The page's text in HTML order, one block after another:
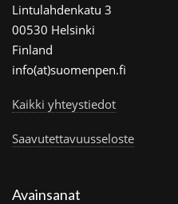
Lintulahdenkatu 3
00530 Helsinki
Finland
info(at)suomenpen.fi
Kaikki yhteystiedot
Saavutettavuusseloste
Avainsanat